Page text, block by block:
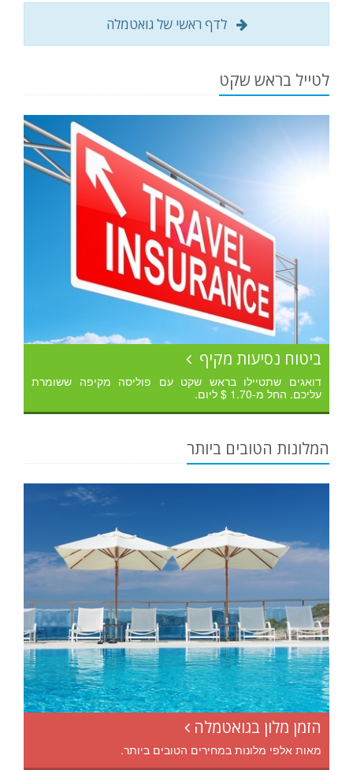
לדף ראשי של גואטמלה
לטייל בראש שקט
ביטוח נסיעות מקיף
דואגים שתטיילו בראש שקט עם פוליסה מקיפה ששומרת
עליכם. החל מ-1.70 $ ליום.
המלונות הטובים ביותר
הזמן מלון בגואטמלה
מאות אלפי מלונות במחירים הטובים ביותר.